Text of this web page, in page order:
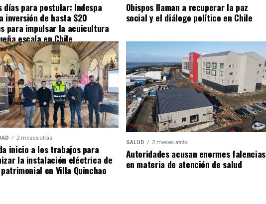
días para postular: Indespa
inversión de hasta $20
para impulsar la acuicultura
escala en Chile
Obispos llaman a recuperar la paz
social y el diálogo político en Chile
2 meses atrás
inicio a los trabajos para
la instalación eléctrica de
en Villa Quinchao
SALUD 2 meses atrás
Autoridades acusan enormes falencias
en materia de atención de salud